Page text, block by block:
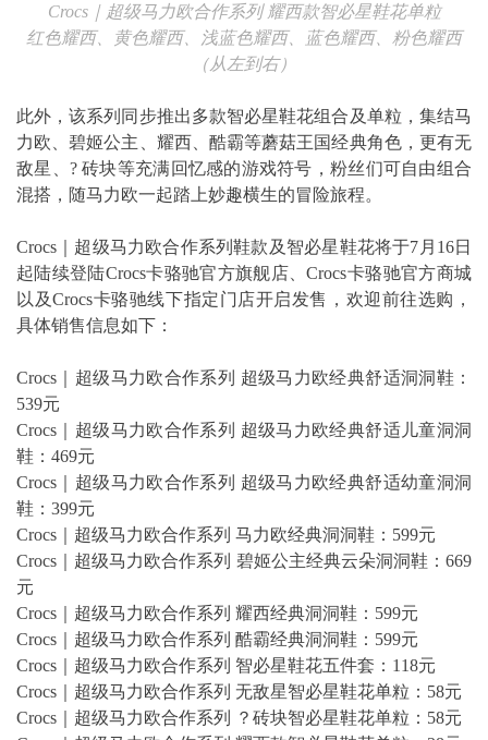
Crocs｜超级马力欧合作系列 耀西款智必星鞋花单粒
红色耀西、黄色耀西、浅蓝色耀西、蓝色耀西、粉色耀西
（从左到右）
此外，该系列同步推出多款智必星鞋花组合及单粒，集结马
力欧、碧姬公主、耀西、酷霸等蘑菇王国经典角色，更有无
敌星、? 砖块等充满回忆感的游戏符号，粉丝们可自由组合
混搭，随马力欧一起踏上妙趣横生的冒险旅程。
Crocs｜超级马力欧合作系列鞋款及智必星鞋花将于7月16日
起陆续登陆Crocs卡骆驰官方旗舰店、Crocs卡骆驰官方商城
以及Crocs卡骆驰线下指定⻔店开启发售，欢迎前往选购，
具体销售信息如下：
Crocs｜超级马力欧合作系列 超级马力欧经典舒适洞洞鞋：
539元
Crocs｜超级马力欧合作系列 超级马力欧经典舒适儿童洞洞
鞋：469元
Crocs｜超级马力欧合作系列 超级马力欧经典舒适幼童洞洞
鞋：399元
Crocs｜超级马力欧合作系列 马力欧经典洞洞鞋：599元
Crocs｜超级马力欧合作系列 碧姬公主经典云朵洞洞鞋：669
元
Crocs｜超级马力欧合作系列 耀西经典洞洞鞋：599元
Crocs｜超级马力欧合作系列 酷霸经典洞洞鞋：599元
Crocs｜超级马力欧合作系列 智必星鞋花五件套：118元
Crocs｜超级马力欧合作系列 无敌星智必星鞋花单粒：58元
Crocs｜超级马力欧合作系列 ？砖块智必星鞋花单粒：58元